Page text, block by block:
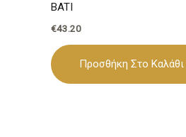
BATI
€43.20
Προσθήκη Στο Καλάθι